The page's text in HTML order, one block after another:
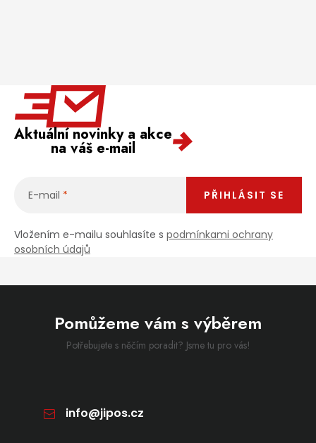
Aktuální novinky a akce
na váš e-mail
E-mail
Vložením e-mailu souhlasíte s podmínkami ochrany
osobních údajů
PŘIHLÁSIT SE
Pomůžeme vám s výběrem
Potřebujete s něčím poradit? Jsme tu pro vás!
info@jipos.cz